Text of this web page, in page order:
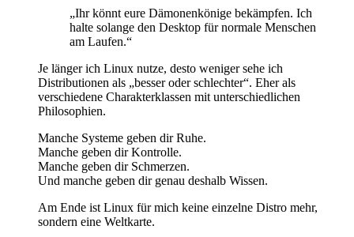
„Ihr könnt eure Dämonenkönige bekämpfen. Ich
halte solange den Desktop für normale Menschen
am Laufen.“
Je länger ich Linux nutze, desto weniger sehe ich
Distributionen als „besser oder schlechter“. Eher als
verschiedene Charakterklassen mit unterschiedlichen
Philosophien.
Manche Systeme geben dir Ruhe.
Manche geben dir Kontrolle.
Manche geben dir Schmerzen.
Und manche geben dir genau deshalb Wissen.
Am Ende ist Linux für mich keine einzelne Distro mehr,
sondern eine Weltkarte.